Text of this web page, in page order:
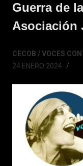
Guerra de
Asociación
CECOB / VOCES
24 ENERO 2024